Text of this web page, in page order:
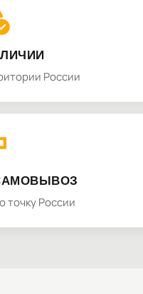
России
точку России